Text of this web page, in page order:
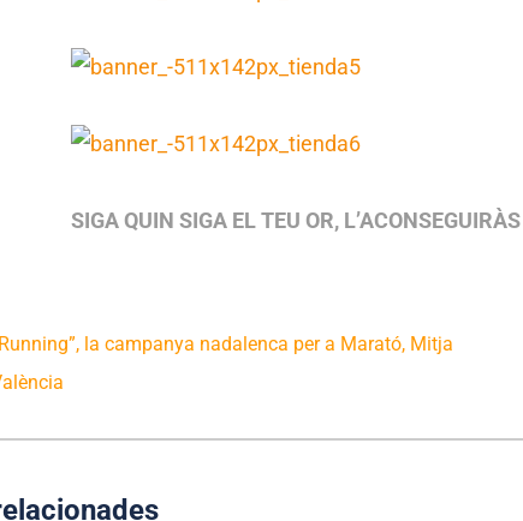
SIGA QUIN SIGA EL TEU OR,
la campanya nadalenca per a Marató, Mitja